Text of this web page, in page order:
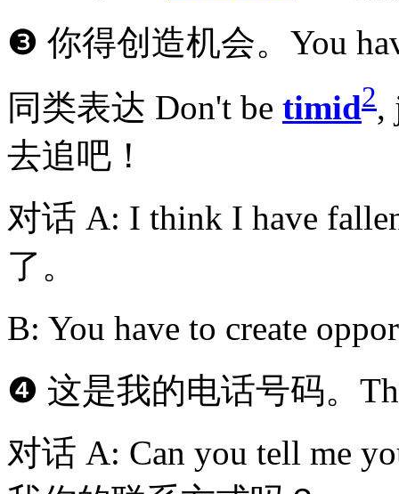
❸ 你得创造机会。You
同类表达 Don't be timid2,
去追吧！
对话 A: I think I have
了。
B: You have to create
❹ 这是我的电话号码。
对话 A: Can you tell me